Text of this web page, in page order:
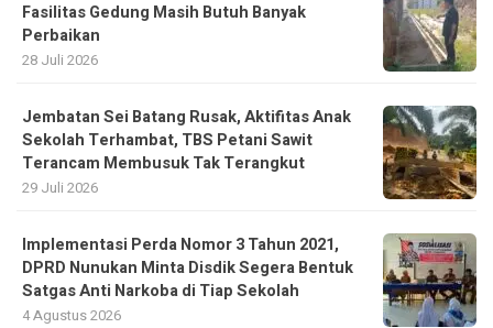
Fasilitas Gedung Masih Butuh Banyak
Perbaikan
28 Juli 2026
Jembatan Sei Batang Rusak, Aktifitas Anak
Sekolah Terhambat, TBS Petani Sawit
Terancam Membusuk Tak Terangkut
29 Juli 2026
Implementasi Perda Nomor 3 Tahun 2021,
DPRD Nunukan Minta Disdik Segera Bentuk
Satgas Anti Narkoba di Tiap Sekolah
4 Agustus 2026